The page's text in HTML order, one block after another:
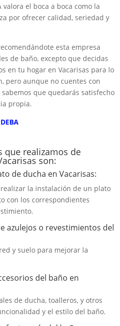
el boca a boca como la
por ofrecer calidad, seriedad y
esta empresa
de baño, excepto que decidas
en tu hogar en Vacarisas para lo
pero aunque no cuentes con
que quedarás satisfecho
propia.
que realizamos de
son:
de ducha en Vacarisas:
la instalación de un plato
con los correspondientes
azulejos o revestimientos del
y suelo para mejorar la
del baño en
de ducha, toalleros, y otros
y el estilo del baño.